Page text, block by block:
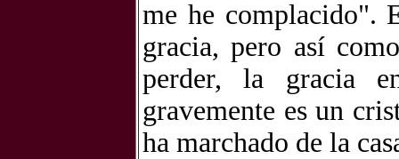
me he complacido".
gracia, pero así
perder, la gracia
gravemente es un
ha marchado de la